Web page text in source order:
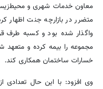
معاون خدمات شهری و
متضرر در بازارچه جنت اظهار
واگذار شده بود و کسبه طرف
مجموعه را بیمه کرده و متعهد
خسارات ساختمان همکاری کند.
وی افزود: با این حال